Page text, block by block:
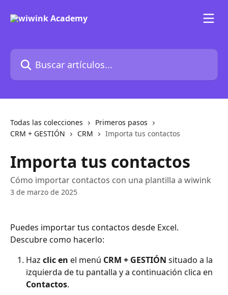
Buscar artículos...
Todas las colecciones
Primeros pasos
CRM + GESTIÓN
CRM Importa tus contactos
Importa tus contactos
Cómo importar contactos con una plantilla a wiwink
3 de marzo de 2025
Puedes importar tus contactos desde Excel.
Descubre como hacerlo:
Haz clicen el menú CRM + GESTIÓN situado a la
izquierda de tu pantalla y a continuación clica en
Contactos.